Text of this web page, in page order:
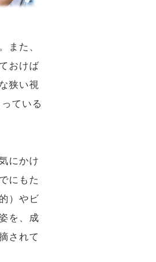
また、
おけば
狭い視
ている
にかけ
にもた
）やビ
を、成
されて